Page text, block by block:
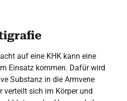
auf eine KHK kann eine
Einsatz kommen. Dafür wird
Substanz in die Armvene
verteilt sich im Körper und